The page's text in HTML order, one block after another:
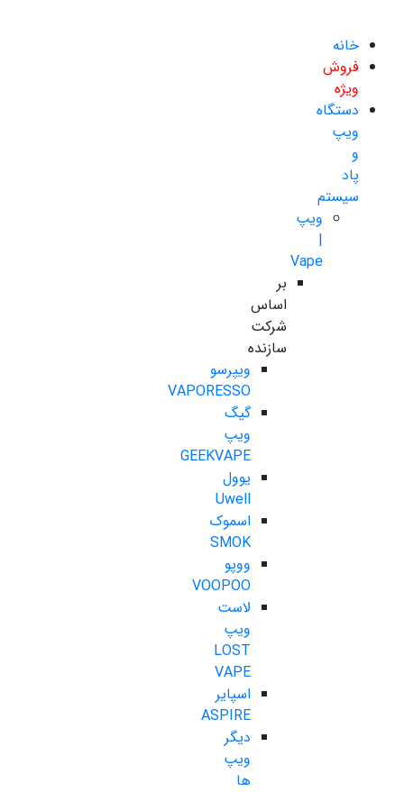
خانه
فروش
ویژه
دستگاه
ویپ
و
پاد
سیستم
ویپ
|
Vape
بر
اساس
شرکت
سازنده
ویپرسو
VAPORESSO
گیگ
ویپ
GEEKVAPE
یوول
Uwell
اسموک
SMOK
ووپو
VOOPOO
لاست
ویپ
LOST
VAPE
اسپایر
ASPIRE
دیگر
ویپ
ها